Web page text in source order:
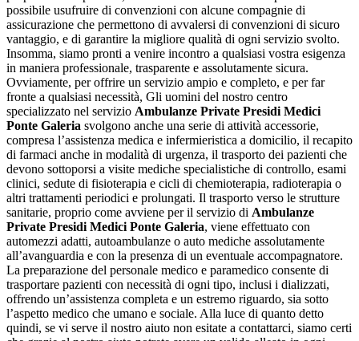
possibile usufruire di convenzioni con alcune compagnie di
assicurazione che permettono di avvalersi di convenzioni di sicuro
vantaggio, e di garantire la migliore qualità di ogni servizio svolto.
Insomma, siamo pronti a venire incontro a qualsiasi vostra esigenza
in maniera professionale, trasparente e assolutamente sicura.
Ovviamente, per offrire un servizio ampio e completo, e per far
fronte a qualsiasi necessità, Gli uomini del nostro centro
specializzato nel servizio Ambulanze Private Presidi Medici
Ponte Galeria svolgono anche una serie di attività accessorie,
compresa l’assistenza medica e infermieristica a domicilio, il recapito
di farmaci anche in modalità di urgenza, il trasporto dei pazienti che
devono sottoporsi a visite mediche specialistiche di controllo, esami
clinici, sedute di fisioterapia e cicli di chemioterapia, radioterapia o
altri trattamenti periodici e prolungati. Il trasporto verso le strutture
sanitarie, proprio come avviene per il servizio di Ambulanze
Private Presidi Medici Ponte Galeria, viene effettuato con
automezzi adatti, autoambulanze o auto mediche assolutamente
all’avanguardia e con la presenza di un eventuale accompagnatore.
La preparazione del personale medico e paramedico consente di
trasportare pazienti con necessità di ogni tipo, inclusi i dializzati,
offrendo un’assistenza completa e un estremo riguardo, sia sotto
l’aspetto medico che umano e sociale. Alla luce di quanto detto
quindi, se vi serve il nostro aiuto non esitate a contattarci, siamo certi